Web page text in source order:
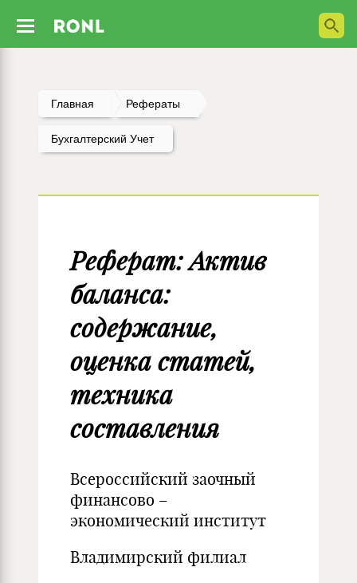
Главная Рефераты
Бухгалтерский Учет
Реферат: Актив
баланса:
содержание,
оценка статей,
техника
составления
Всероссийский заочный
финансово –
экономический институт
Владимирский филиал